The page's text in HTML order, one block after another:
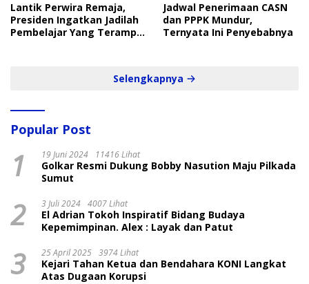
Lantik Perwira Remaja,
Presiden Ingatkan Jadilah
Pembelajar Yang Terampil
Jadwal Penerimaan CASN
dan PPPK Mundur,
Ternyata Ini Penyebabnya
Selengkapnya
Popular Post
1 19 Juni 2024 11416 Lihat
Golkar Resmi Dukung Bobby Nasution Maju Pilkada
Sumut
2 3 Juli 2024 4007 Lihat
El Adrian Tokoh Inspiratif Bidang Budaya
Kepemimpinan. Alex : Layak dan Patut
3 25 April 2025 3974 Lihat
Kejari Tahan Ketua dan Bendahara KONI Langkat
Atas Dugaan Korupsi